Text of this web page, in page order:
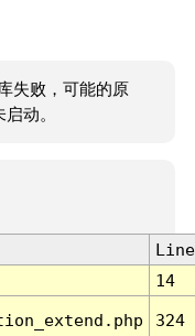
失败，可能的原
动。
Line
14
324